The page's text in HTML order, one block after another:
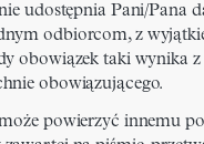
udostępnia Pani/Pana
odbiorcom, z
obowiązek taki wynika z
obowiązującego.
powierzyć innemu